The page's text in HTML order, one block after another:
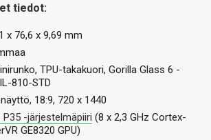
tiedot:
x 76,6 x 9,69 mm
TPU-takakuori, Gorilla Glass 6 -
810-STD
18:9, 720 x 1440
P35 -järjestelmäpiiri (8 x 2,3 GHz Cortex-
GE8320 GPU)